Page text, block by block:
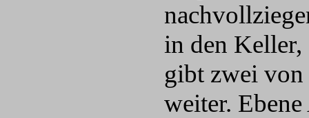
in den Keller,
gibt zwei von
weiter.